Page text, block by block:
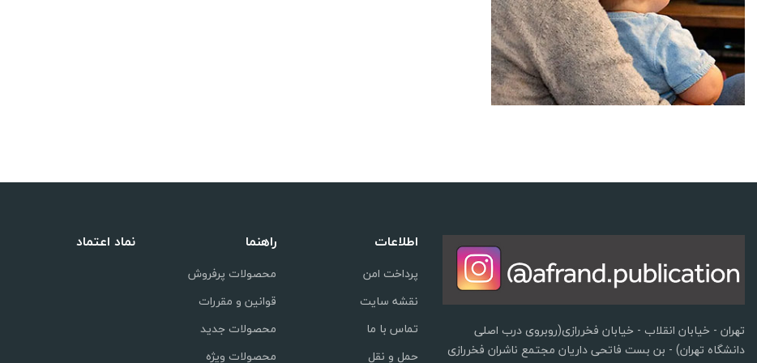
تهران - خیابان انقلاب - خیابان فخررازی(روبروی درب اصلی
دانشگاه تهران) - بن بست فاتحی داریان مجتمع ناشران فخررازی
اطلاعات
پرداخت امن
نقشه سایت
تماس با ما
حمل و نقل
راهنما
محصولات پرفروش
قوانین و مقررات
محصولات جدید
محصولات ویژه
نماد اعتماد